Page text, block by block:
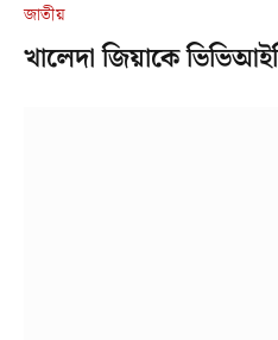
জাতীয়
খালেদা জিয়াকে